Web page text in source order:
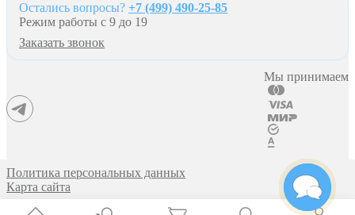
Остались вопросы? +7 (499) 490-25-85
Режим работы с 9 до 19
Заказать звонок
Мы принимаем
Политика персональных данных
Карта сайта